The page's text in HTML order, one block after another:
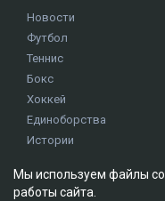
Новости
Футбол
Теннис
Бокс
Хоккей
Единоборства
Истории
Мы используем файлы
работы сайта.